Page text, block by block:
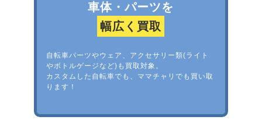
車体・パーツを
幅広く買取
自転車パーツやウェア、アクセサリー類(ライト
やボトルゲージなど)も買取対象。
カスタムした自転車でも、ママチャリでも買い取
ります！